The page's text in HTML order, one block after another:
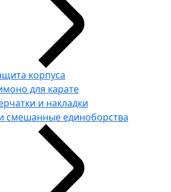
корпуса
для карате
и накладки
единоборства